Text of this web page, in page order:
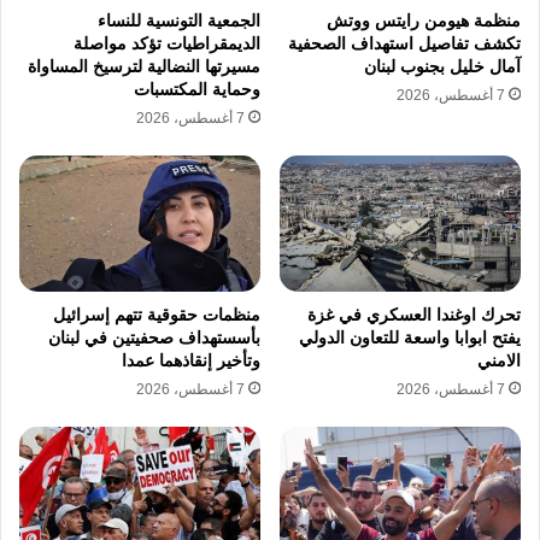
قمع الاحتجاجات السلمية في هرات
خرج سكان منطقة جبريل في ولاية هرات في
مظاهرات شعبية عارمة للتعبير عن رفضهم القاطع
للاعتقالات التعسفية والمطالبة بوقف هذه الحملات
الأمنية بشكل نهائي. واجهت قوات طالبان هذه
الاحتجاجات السلمية باستخدام إطلاق الرصاص
الحي لتفريق المتظاهرين في محاولة لإخماد أي
صوت معارض للسياسات الراهنة. تعكس هذه
المواجهات العنيفة طبيعة التعامل الأمني الصارم مع
المطالب المدنية التي تخرج للمطالبة بوقف
سياسات التضييق.
منظمة هيومن رايتس ووتش
تكشف تفاصيل استهداف الصحفية
آمال خليل بجنوب لبنان
7 أغسطس، 2026
الجمعية التونسية للنساء
الديمقراطيات تؤكد مواصلة
مسيرتها النضالية لترسيخ المساواة
وحماية المكتسبات
7 أغسطس، 2026
تحرك اوغندا العسكري في غزة
يفتح ابوابا واسعة للتعاون الدولي
الامني
7 أغسطس، 2026
منظمات حقوقية تتهم إسرائيل
بأسستهداف صحفيتين في لبنان
وتأخير إنقاذهما عمدا
7 أغسطس، 2026